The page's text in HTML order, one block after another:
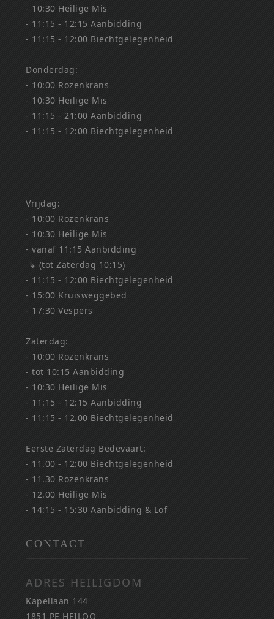
- 10:30 Heilige Mis
- 11:15 - 12:15 Aanbidding
- 11:15 - 12:00 Biechtgelegenheid
Donderdag:
- 10:00 Rozenkrans
- 10:30 Heilige Mis
- 11:15 - 21:00 Aanbidding
- 11:15 - 12:00 Biechtgelegenheid
Vrijdag:
- 10:00 Rozenkrans
- 10:30 Heilige Mis
- vanaf 11:15 Aanbidding
↳ (tot Zaterdag 10:15)
- 11:15 - 12:00 Biechtgelegenheid
- 15:00 Kruisweggebed
- 17:30 Vespers
Zaterdag:
- 10:00 Rozenkrans
- tot 10:15 Aanbidding
- 10:30 Heilige Mis
- 11:15 - 12:15 Aanbidding
- 11:15 - 12.00 Biechtgelegenheid
Eerste Zaterdag Bedevaart:
- 11.00 - 12:00 Biechtgelegenheid
- 11.30 Rozenkrans
- 12.00 Heilige Mis
- 14:15 - 15:30 Aanbidding & Lof
CONTACT
ADRES HEILIGDOM
Kapellaan 144
1851 PE HEILOO